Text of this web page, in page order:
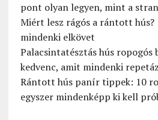
pont olyan legyen, mint a
Miért lesz rágós a rántott hús?
mindenki elkövet
Palacsintatésztás hús ropogós
kedvenc, amit mindenki
Rántott hús panír tippek: 10
egyszer mindenképp ki kell